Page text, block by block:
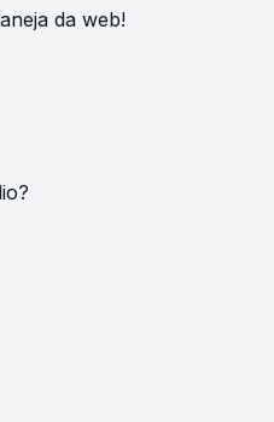
da web!